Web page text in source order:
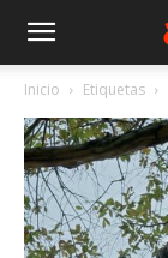
Inicio Etiquetas